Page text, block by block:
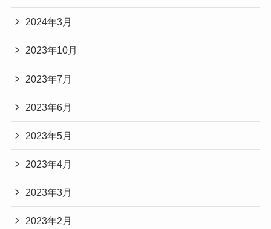
2024年3月
2023年10月
2023年7月
2023年6月
2023年5月
2023年4月
2023年3月
2023年2月